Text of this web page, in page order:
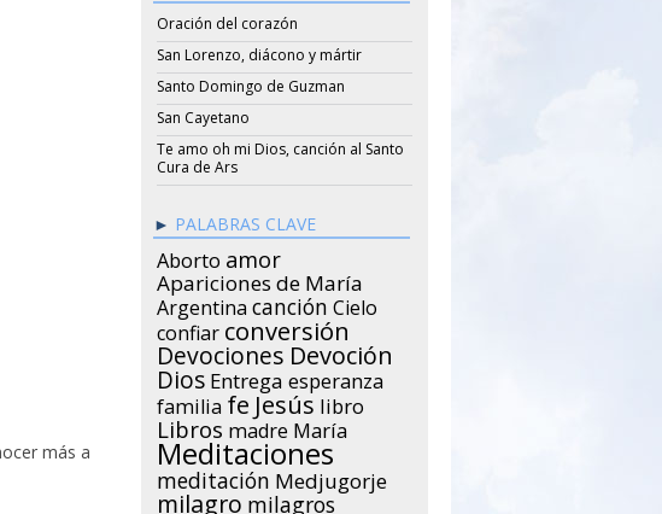
más a
Oración del corazón
San Lorenzo, diácono y mártir
Santo Domingo de Guzman
San Cayetano
Te amo oh mi Dios, canción al Santo
Cura de Ars
PALABRAS CLAVE
Aborto amor
Apariciones de María
Argentina canción Cielo
confiar conversión
Devociones Devoción
Dios Entrega esperanza
familia fe Jesús libro
Libros madre María
Meditaciones
meditación Medjugorje
milagro milagros